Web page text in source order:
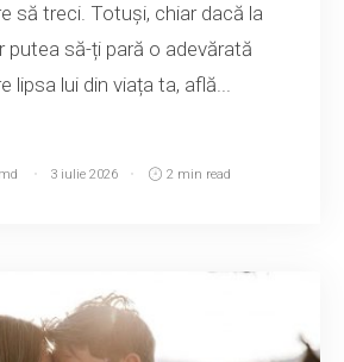
să treci. Totuși, chiar dacă la
putea să-ți pară o adevărată
lipsa lui din viața ta, află...
3 iulie 2026 2 min read